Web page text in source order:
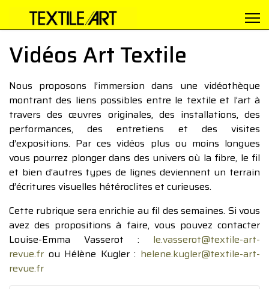
Vidéos Art Textile
Nous proposons l’immersion dans une vidéothèque
montrant des liens possibles entre le textile et l’art à
travers des œuvres originales, des installations, des
performances, des entretiens et des visites
d’expositions. Par ces vidéos plus ou moins longues
vous pourrez plonger dans des univers où la fibre, le fil
et bien d’autres types de lignes deviennent un terrain
d’écritures visuelles hétéroclites et curieuses.
Cette rubrique sera enrichie au fil des semaines. Si vous
avez des propositions à faire, vous pouvez contacter
Louise-Emma Vasserot : le.vasserot@textile-art-
revue.fr ou Hélène Kugler : helene.kugler@textile-art-
revue.fr